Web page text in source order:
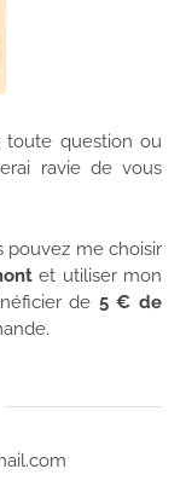
toute question ou
ravie de vous
pouvez me choisir
et utiliser mon
de 5 € de